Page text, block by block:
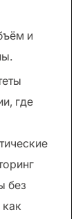
и
где
без